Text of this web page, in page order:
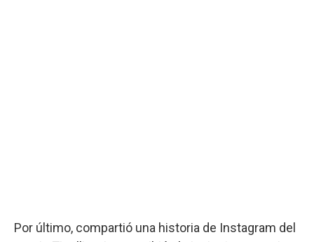
Por último, compartió una historia de Instagram del